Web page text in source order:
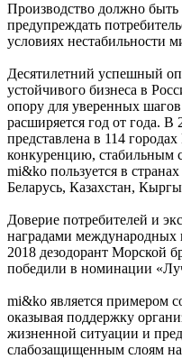
Производство должно
предупреждать
условиях нестабильности
Десятилетний успешный
устойчивого бизнеса в
опору для уверенных
расширяется год от года.
представлена в 114
конкуренцию, стабильным
mi&ko пользуется в
Беларусь, Казахстан,
Доверие потребителей и
наградами
2018 дезодорант Морской
победили в номинации
mi&ko является примером
оказывая поддержку
жизненной ситуации и
слабозащищенным слоям